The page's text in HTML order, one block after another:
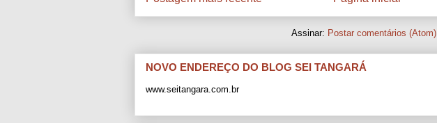
Assinar: Postar comentários (Atom)
NOVO ENDEREÇO DO BLOG SEI TANGARÁ
www.seitangara.com.br